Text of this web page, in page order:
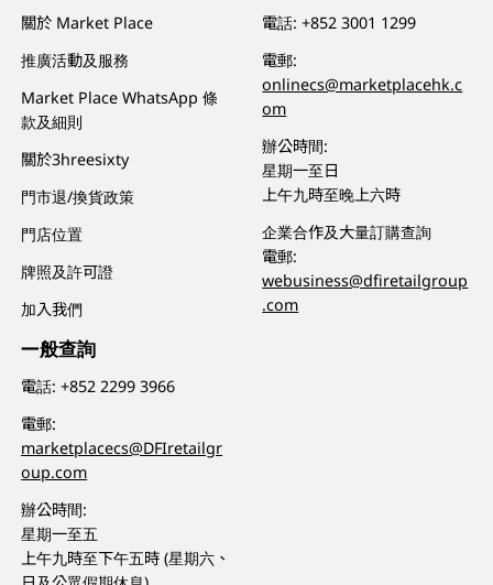
關於 Market Place
推廣活動及服務
Market Place WhatsApp 條
款及細則
關於3hreesixty
門市退/換貨政策
門店位置
牌照及許可證
加入我們
一般查詢
電話:+852 2299 3966
電郵:
marketplacecs@DFIretailgr
oup.com
辦公時間:
星期一至五
上午九時至下午五時 (星期六、
電話:+852 3001 1299
電郵:
onlinecs@marketplacehk.c
om
辦公時間:
星期一至日
上午九時至晚上六時
企業合作及大量訂購查詢
電郵:
webusiness@dfiretailgroup
.com